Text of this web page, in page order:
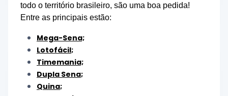
todo o território brasileiro, são uma boa pedida!
Entre as principais estão:
Mega-Sena;
Lotofácil;
Timemania;
Dupla Sena;
Quina;